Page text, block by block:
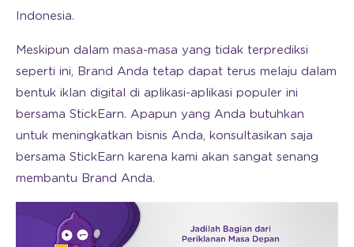
Indonesia.
Meskipun dalam masa-masa yang tidak terprediksi
seperti ini, Brand Anda tetap dapat terus melaju dalam
bentuk iklan digital di aplikasi-aplikasi populer ini
bersama StickEarn. Apapun yang Anda butuhkan
untuk meningkatkan bisnis Anda, konsultasikan saja
bersama StickEarn karena kami akan sangat senang
membantu Brand Anda.